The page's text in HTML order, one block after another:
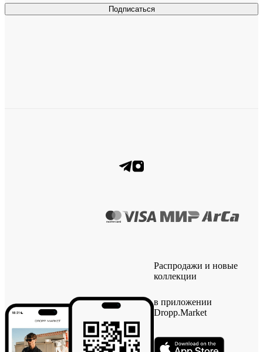
Подписаться
Распродажи и новые
коллекции
в приложении
Dropp.Market